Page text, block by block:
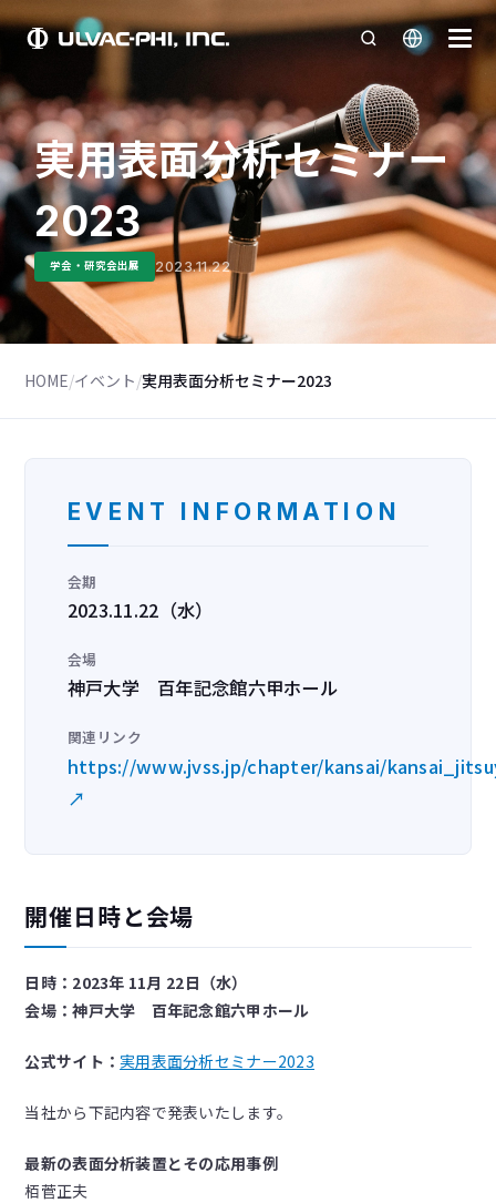
実用表面分析セミナー
2023
学会・研究会出展 2023.11.22
HOME/イベント/実用表面分析セミナー2023
EVENT INFORMATION
会期
2023.11.22（水）
会場
神戸大学 百年記念館六甲ホール
関連リンク
https://www.jvss.jp/chapter/kansai/
↗
開催日時と会場
日時：2023年 11月 22日（水）
会場：神戸大学 百年記念館六甲ホール
公式サイト：実用表面分析セミナー2023
当社から下記内容で発表いたします。
最新の表面分析装置とその応用事例
栢菅正夫